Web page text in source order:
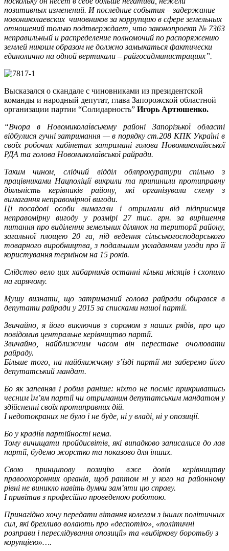
позитивных изменений. И последние события – задержание
новониколаевских чиновников за коррупцию в сфере земельных
отношений только подтверждает, что законопроект № 7363
неправильный и распределение полномочий по распоряжению
землей никоим образом не должно замыкаться фактически
единолично на одной вертикали – райгосадминистрациях”.
Высказался о скандале с чиновниками из президентской
команды и народный депутат, глава Запорожской областной
организации партии “Солидарность” Игорь Артюшенко.
“Вчора в Новомиколаївському районі Запорізької області
відбулися гучні затримання — в порядку ст.208 КПК Україні в
своїх робочих кабінетах затримані голова Новомиколаївської
РДА та голова Новомиколаївської райради.
Таким чином, слідчий відділ облпрокуратури спільно з
працівниками Нацполіції викрили та припинили протиправну
діяльність керівників району, які організували схему з
вимагання неправомірної вигоди.
Ці посадові особи вимагали і отримали від підприємця
неправомірну вигоду у розмірі 27 тис. грн. за вирішення
питання про виділення земельних ділянок на території району,
загальної площею 20 га, під ведення сільськогосподарського
товарного виробництва, з подальшим укладанням угоди про її
користування терміном на 15 років.
Слідство вело цих хабарників останні кілька місяців і схопило
на гарячому.
Мушу визнати, що затриманий голова райради обирався в
депутати райради у 2015 за списками нашої партії.
Звичайно, я його виключив з соромом з наших рядів, про що
повідомив центральне керівництво партії.
Звичайно, найближчим часом він перестане очолювати
райраду.
Більше того, на найближчому з’їзді партії ми заберемо його
депутатський мандат.
Бо як запевняв і робив раніше: ніхто не посміє прикриватись
чесним їм’ям партії чи отриманим депутатським мандатом у
здійсненні своїх протиправних дій.
І недотокраних не було і не буде, ні у владі, ні у опозиції.
Бо у крадіїв партійності нема.
Тому вичищати пройдисвітів, які випадково записалися до лав
партії, будемо жорстко та показово для інших.
Свою принципову позицію вже довів керівництву
правоохоронних органів, щоб раптом ні у кого на районному
рівні не виникло навіть думки зам’яти цю справу.
І привітав з професійно проведеною роботою.
Принагідно хочу передати вітання колегам з інших політичних
сил, які брехливо волають про «деспотію», «політичні
розправи і переслідування опозиції» та «вибіркову боротьбу з
корупцією»….